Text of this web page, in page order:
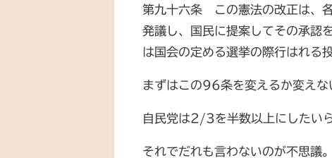
第九十六条 この憲法の改正は、
発議し、国民に提案してその承認
は国会の定める選挙の際行はれる
まずはこの96条を変えるか変えな
自民党は2/3を半数以上にしたいら
それでだれも言わないのが不思議。